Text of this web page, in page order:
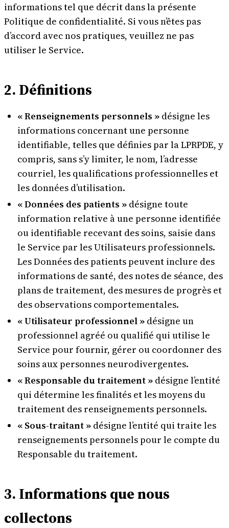
informations tel que décrit dans la présente
Politique de confidentialité. Si vous n’êtes pas
d’accord avec nos pratiques, veuillez ne pas
utiliser le Service.
2. Définitions
« Renseignements personnels » désigne les
informations concernant une personne
identifiable, telles que définies par la LPRPDE, y
compris, sans s’y limiter, le nom, l’adresse
courriel, les qualifications professionnelles et
les données d’utilisation.
« Données des patients » désigne toute
information relative à une personne identifiée
ou identifiable recevant des soins, saisie dans
le Service par les Utilisateurs professionnels.
Les Données des patients peuvent inclure des
informations de santé, des notes de séance, des
plans de traitement, des mesures de progrès et
des observations comportementales.
« Utilisateur professionnel » désigne un
professionnel agréé ou qualifié qui utilise le
Service pour fournir, gérer ou coordonner des
soins aux personnes neurodivergentes.
« Responsable du traitement » désigne l’entité
qui détermine les finalités et les moyens du
traitement des renseignements personnels.
« Sous-traitant » désigne l’entité qui traite les
renseignements personnels pour le compte du
Responsable du traitement.
3. Informations que nous
collectons